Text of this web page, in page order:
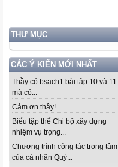
THƯ MỤC
CÁC Ý KIẾN MỚI NHẤT
Thầy có bsach1 bài tập 10 và 11
mà có...
Cảm ơn thầy!...
Biểu tập thể Chi bộ xây dựng
nhiệm vụ trọng...
Chương trình công tác trọng tâm
của cá nhân Quý...